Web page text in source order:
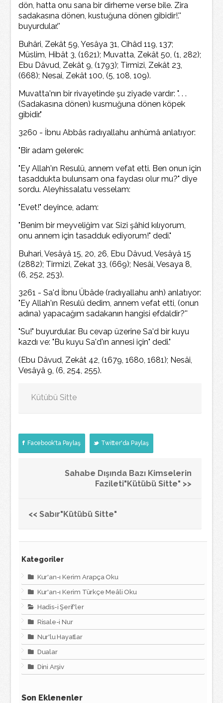
dön, hatta onu sana bir dirheme verse bile. Zira
sadakasına dönen, kustuğuna dönen gibidir!.''
buyurdular.''
Buhâri, Zekât 59, Yesâya 31, Cihâd 119, 137;
Müslim, Hibât 3, (1621); Muvatta, Zekât 50, (1, 282);
Ebu Dâvud, Zekât 9, (1793); Tirmizi, Zekât 23,
(668); Nesai, Zekât 100, (5, 108, 109).
Muvatta'nın bir rivayetinde şu ziyade vardır: ". . .
(Sadakasına dönen) kusmuğuna dönen köpek
gibidir."
3260 - İbnu Abbâs radıyallahu anhümâ anlatıyor:
"Bir adam gelerek:
"Ey Allah'ın Resulü, annem vefat etti. Ben onun için
tasaddukta bulunsam ona faydası olur mu?" diye
sordu. Aleyhissalatu vesselam:
"Evet!" deyince, adam:
"Benim bir meyveliğim var. Sizi şâhid kılıyorum,
onu annem için tasadduk ediyorum!" dedi."
Buhari, Vesâyâ 15, 20, 26, Ebu Dâvud, Vesâyâ 15
(2882); Tirmizi, Zekat 33, (669); Nesâi, Vesaya 8,
(6, 252, 253).
3261 - Sa'd İbnu Übâde (radıyallahu anh) anlatıyor:
"Ey Allah'ın Resulü dedim, annem vefat etti, (onun
adına) yapacağım sadakanın hangisi efdaldir?''
"Su!" buyurdular. Bu cevap üzerine Sa'd bir kuyu
kazdı ve: "Bu kuyu Sa'd'ın annesi için" dedi."
(Ebu Dâvud, Zekât 42, (1679, 1680, 1681); Nesâi,
Vesâyâ 9, (6, 254, 255).
Kütübü Sitte
Facebook'ta Paylaş Twitter'da Paylaş
Sahabe Dışında Bazı Kimselerin
Fazileti"Kütübü Sitte" >>
<< Sabır"Kütübü Sitte"
Kategoriler
Kur'an-ı Kerim Arapça Oku
Kur'an-ı Kerim Türkçe Meâli Oku
Hadis-i Şerif'ler
Risale-i Nur
Nur'lu Hayatlar
Dualar
Dini Arşiv
Son Eklenenler